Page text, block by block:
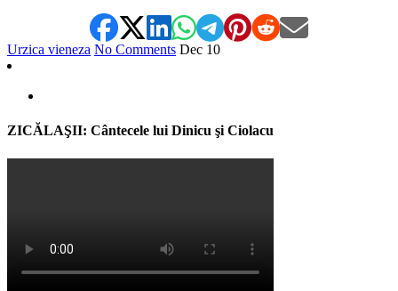
Urzica vieneza No Comments Dec 10
ZICĂLAŞII: Cântecele lui Dinicu şi Ciolacu